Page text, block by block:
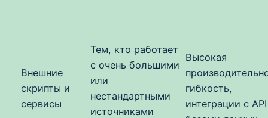
Внешние
скрипты и
сервисы
Тем, кто работает
с очень большими
или
нестандартными
источниками
Высокая
гибкость,
интеграции с